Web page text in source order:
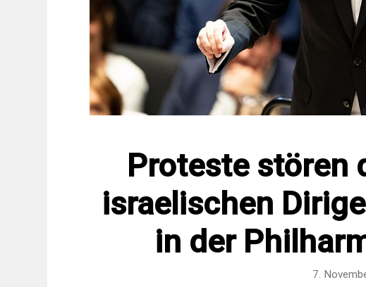
Proteste stören
israelischen
in der
7.